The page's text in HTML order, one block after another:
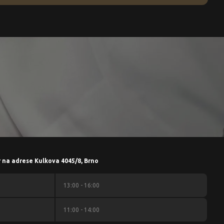
adrese Kulkova 4045/8, Brno
13:00 - 16:00
11:00 - 14:00